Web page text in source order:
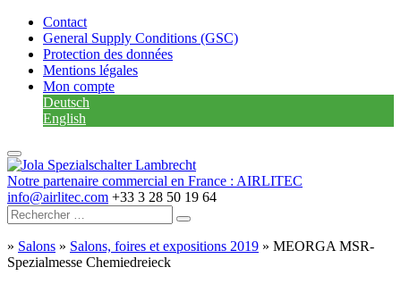
Contact
General Supply Conditions (GSC)
Protection des données
Mentions légales
Mon compte
Deutsch
English
Notre partenaire commercial en France : AIRLITEC
info@airlitec.com +33 3 28 50 19 64
» Salons » Salons, foires et expositions 2019 » MEORGA MSR-
Spezialmesse Chemiedreieck